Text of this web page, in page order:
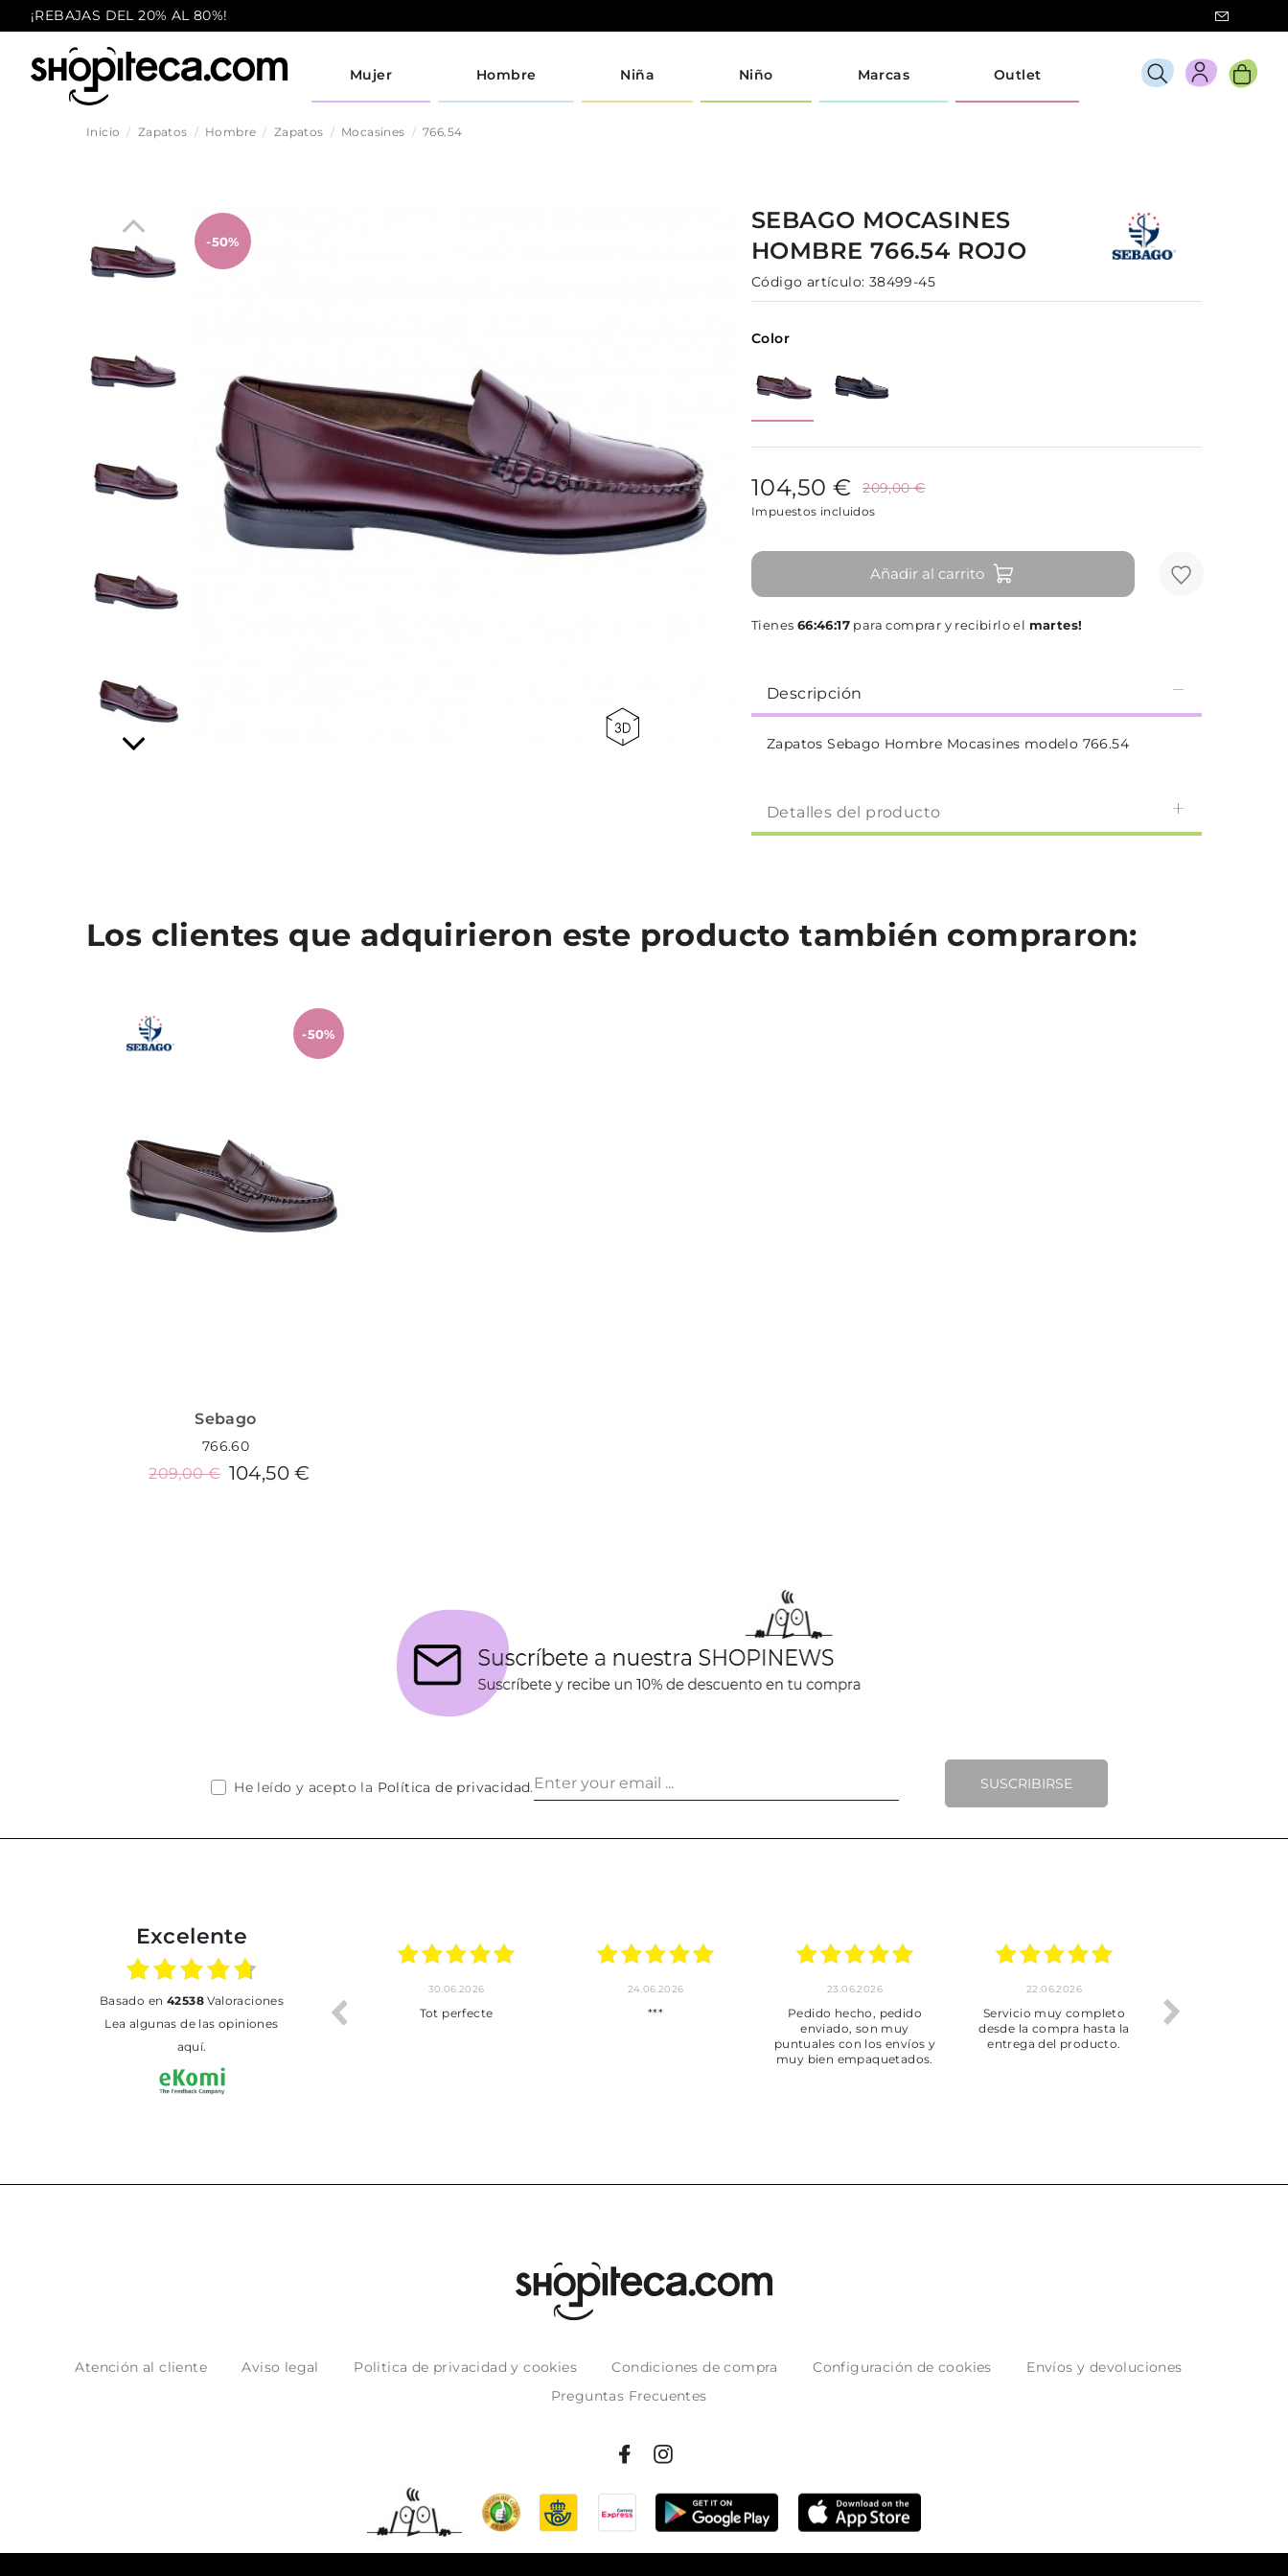
¡REBAJAS DEL 20% AL 80%!
Mujer Hombre Niña Niño Marcas Outlet
Inicio Zapatos Hombre Zapatos Mocasines 766.54
-50%
SEBAGO MOCASINES
HOMBRE 766.54 ROJO
Código artículo: 38499-45
Color
104,50 € 209,00 €
Impuestos incluidos
Añadir al carrito
Tienes 66:46:16 para comprar y recibirlo el martes!
Descripción
Zapatos Sebago Hombre Mocasines modelo 766.54
Detalles del producto
Los clientes que adquirieron este producto también compraron:
-50%
Sebago
766.60
104,50 €
209,00 €
SUSCRIBIRSE
He leído y acepto la Política de privacidad.
Excelente
basado en 42538Valoraciones
Lea algunas de las opiniones
aquí.
30.06.2026
Tot perfecte
24.06.2026
***
23.06.2026
Pedido hecho, pedido
enviado, son muy
puntuales con los envíos y
muy bien empaquetados.
22.06.2026
Servicio muy completo
desde la compra hasta la
entrega del producto.
Atención al cliente Aviso legal Politica de privacidad y cookies Condiciones de compra Configuración de cookies
Envíos y devoluciones
Preguntas Frecuentes